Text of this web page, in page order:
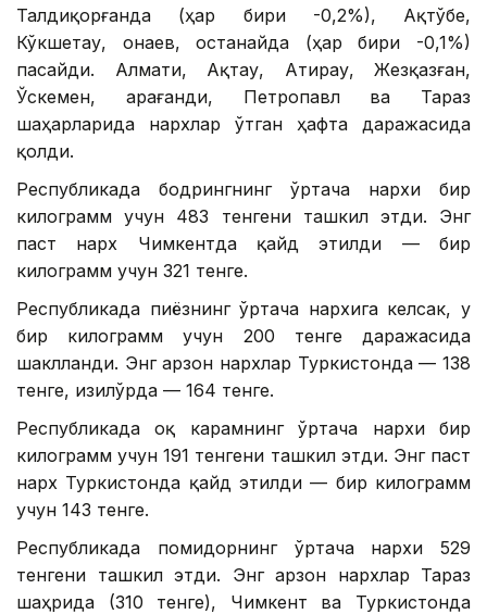
Талдиқорғанда (ҳар бири -0,2%), Ақтўбе,
Кўкшетау, Қонаев, Қостанайда (ҳар бири -0,1%)
пасайди. Алмати, Ақтау, Атирау, Жезқазған,
Ўскемен, Қарағанди, Петропавл ва Тараз
шаҳарларида нархлар ўтган ҳафта даражасида
қолди.
Республикада бодрингнинг ўртача нархи бир
килограмм учун 483 тенгени ташкил этди. Энг
паст нарх Чимкентда қайд этилди — бир
килограмм учун 321 тенге.
Республикада пиёзнинг ўртача нархига келсак, у
бир килограмм учун 200 тенге даражасида
шаклланди. Энг арзон нархлар Туркистонда — 138
тенге, Қизилўрда — 164 тенге.
Республикада оқ карамнинг ўртача нархи бир
килограмм учун 191 тенгени ташкил этди. Энг паст
нарх Туркистонда қайд этилди — бир килограмм
учун 143 тенге.
Республикада помидорнинг ўртача нархи 529
тенгени ташкил этди. Энг арзон нархлар Тараз
шаҳрида (310 тенге), Чимкент ва Туркистонда